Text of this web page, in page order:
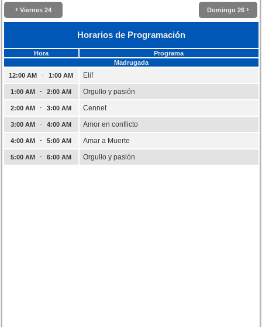
‹ Viernes 24 Domingo 26 ›
Horarios de Programación
Hora
Programa
Madrugada
12:00 AM
- 1:00 AM Elif
1:00 AM - 2:00 AM Orgullo y pasión
2:00 AM - 3:00 AM Cennet
3:00 AM - 4:00 AM Amor en conflicto
4:00 AM - 5:00 AM Amar a Muerte
5:00 AM - 6:00 AM Orgullo y pasión